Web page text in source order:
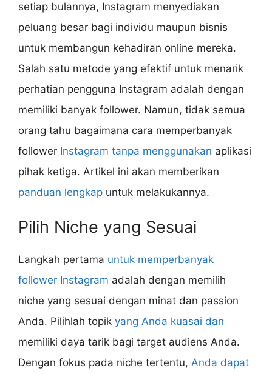
setiap bulannya, Instagram menyediakan
peluang besar bagi individu maupun bisnis
untuk membangun kehadiran online mereka.
Salah satu metode yang efektif untuk menarik
perhatian pengguna Instagram adalah dengan
memiliki banyak follower. Namun, tidak semua
orang tahu bagaimana cara memperbanyak
follower Instagram tanpa menggunakan aplikasi
pihak ketiga. Artikel ini akan memberikan
panduan lengkap untuk melakukannya.
Pilih Niche yang Sesuai
Langkah pertama untuk memperbanyak
follower Instagram adalah dengan memilih
niche yang sesuai dengan minat dan passion
Anda. Pilihlah topik yang Anda kuasai dan
memiliki daya tarik bagi target audiens Anda.
Dengan fokus pada niche tertentu, Anda dapat